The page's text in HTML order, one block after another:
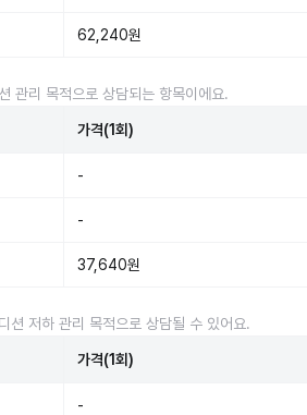
62,240원
관리 목적으로 상담되는 항목이에요.
가격(1회)
-
-
37,640원
션 저하 관리 목적으로 상담될 수 있어요.
가격(1회)
-